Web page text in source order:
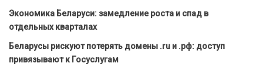
Экономика Беларуси: замедление роста и спад в
отдельных кварталах
Беларусы рискуют потерять домены .ru и .рф: доступ
привязывают к Госуслугам